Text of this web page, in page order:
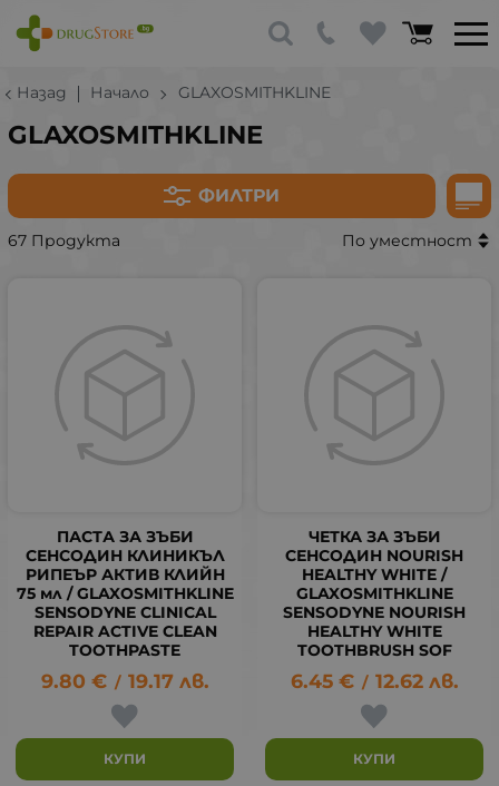
Назад Начало GLAXOSMITHKLINE
GLAXOSMITHKLINE
ФИЛТРИ
67 Продукта По уместност
ПАСТА ЗА ЗЪБИ
СЕНСОДИН КЛИНИКЪЛ
РИПЕЪР АКТИВ КЛИЙН
75 мл / GLAXOSMITHKLINE
SENSODYNE CLINICAL
REPAIR ACTIVE CLEAN
TOOTHPASTE
9.80 € / 19.17 лв.
КУПИ
ЧЕТКА ЗА ЗЪБИ
СЕНСОДИН NOURISH
HEALTHY WHITE /
GLAXOSMITHKLINE
SENSODYNE NOURISH
HEALTHY WHITE
TOOTHBRUSH SOF
6.45 € / 12.62 лв.
КУПИ